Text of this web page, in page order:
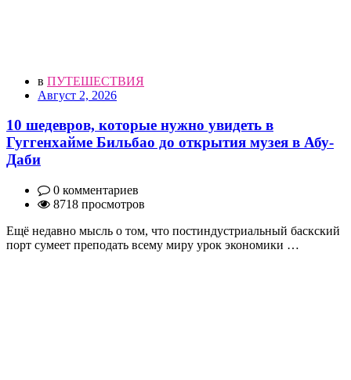
в ПУТЕШЕСТВИЯ
Август 2, 2026
10 шедевров, которые нужно увидеть в
Гуггенхайме Бильбао до открытия музея в Абу-
Даби
0 комментариев
8718 просмотров
Ещё недавно мысль о том, что постиндустриальный баскский
порт сумеет преподать всему миру урок экономики …